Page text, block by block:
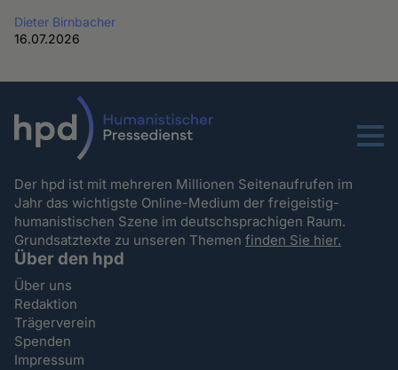
Dieter Birnbacher
16.07.2026
Menu
Der hpd ist mit mehreren Millionen Seitenaufrufen im
Jahr das wichtigste Online-Medium der freigeistig-
humanistischen Szene im deutschsprachigen Raum.
Grundsatztexte zu unseren Themenfinden Sie hier.
Über den hpd
Über uns
Redaktion
Trägerverein
Spenden
Impressum